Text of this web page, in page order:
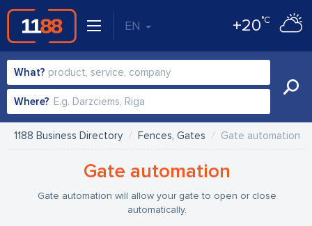
EN +20°C
What?
Where?
1188 Business Directory Fences, Gates Gate automation
Gate automation
Gate automation will allow your gate to open or close
automatically.